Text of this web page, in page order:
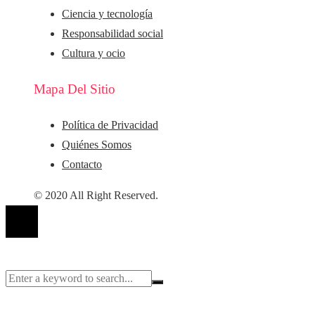
Ciencia y tecnología
Responsabilidad social
Cultura y ocio
Mapa Del Sitio
Política de Privacidad
Quiénes Somos
Contacto
© 2020 All Right Reserved.